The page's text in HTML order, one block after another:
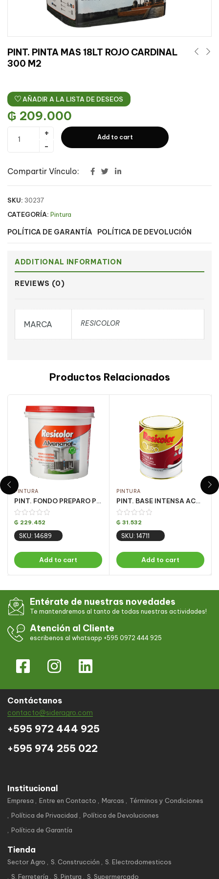
PINT. PINTA MAS 18LT ROJO CARDINAL
300 M2
AÑADIR A LA LISTA DE DESEOS
₲ 209.000
Add to cart
Compartir Vínculo:
SKU: 30237
CATEGORÍA: Pintura
POLÍTICA DE GARANTÍA POLÍTICA DE DEVOLUCIÓN
ADDITIONAL INFORMATION
REVIEWS (0)
MARCA RESICOLOR
Productos Relacionados
PINTURA
PINT. FONDO PREPARO P/ PARED ACQ 18LT
₲ 229.452
SKU: 14689
Add to cart
PINTURA
PINT. BASE INTENSA ACRILICA OURO FOSCO 810ML
₲ 31.532
SKU: 14711
Add to cart
Entérate de nuestras novedades
Te mantendremos al tanto de todas nuestras actividades!
Atención al Cliente
escribenos al whatsapp +595 0972 444 925
Contáctanos
contacto@sideragro.com
+595 972 444 925
+595 974 255 022
Institucional
Empresa Entre en Contacto Marcas
Términos y Condiciones
Política de Privacidad
Política de Devoluciones
Política de Garantía
Tienda
Sector Agro S. Construcción
S. Electrodomesticos
S. Ferretería
S. Pintura S. Supermercado